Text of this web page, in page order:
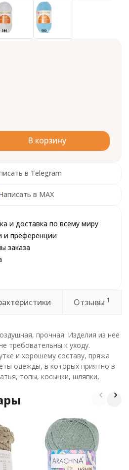
В корзину
в Telegram
в MAX
и доставка по всему миру
и преференции
заказа
Отзывы 1
прочная. Изделия из нее
требовательны к уходу.
и хорошему составу, пряжа
одежды, в которых приятно в
топы, косынки, шляпки,